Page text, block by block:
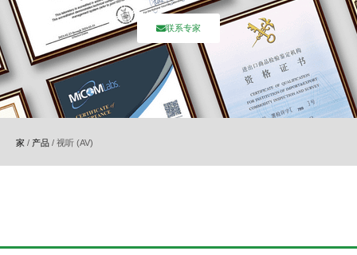
联系专家
家 / 产品 / 视听 (AV)